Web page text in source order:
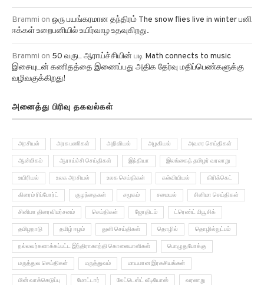
Brammi on ஒரு பயங்கரமான தந்திரம் The snow flies live in winter பனி
ஈக்கள் உறைபனியில் உயிர்வாழ உதவுகிறது.
Brammi on 50 வருட ஆராய்ச்சியின் படி Math connects to music
இசையுடன் கணிதத்தை இணைப்பது அதிக தேர்வு மதிப்பெண்களுக்கு
வழிவகுக்கிறது!
அனைத்து பிரிவு தகவல்கள்
அரசியல் அரசு பணிகள் அறிவியல் அழகியல் அவசர செய்திகள்
ஆன்மிகம் ஆராய்ச்சி செய்திகள் இந்தியா இலங்கைத் தமிழர் வரலாறு
உயிரியல் உலக அரசியல் உலக செய்திகள் கல்வியியல் கிரிக்கெட்
கிரைம் ரிப்போர்ட் குழந்தைகள் சமூகம் சமையல் சினிமா செய்திகள்
சினிமா திரைவிமர்சனம் செய்திகள் ஜோதிடம் ட்ரெண்ட் மியூசிக்
தமிழநாடு தமிழ் ஈழம் துளி செய்திகள் தொழில் தொழில்நுட்பம்
நல்லவர்களாக்கப்பட்ட இந்திராகாந்தி கொலையாளிகள் பொழுதுபோக்கு
மருத்துவ செய்திகள் மருத்துவம் மாயமான இரகசியங்கள்
மின் வாக்கெடுப்பு மோட்டார் லேட்டெஸ்ட் வீடியோஸ் வரலாறு